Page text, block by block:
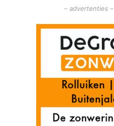
– advertenties –